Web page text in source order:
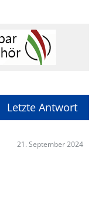
Letzte Antwort
21. September 2024